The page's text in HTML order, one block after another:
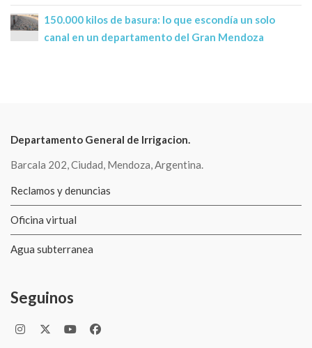
150.000 kilos de basura: lo que escondía un solo
canal en un departamento del Gran Mendoza
Departamento General de Irrigacion.
Barcala 202, Ciudad, Mendoza, Argentina.
Reclamos y denuncias
Oficina virtual
Agua subterranea
Seguinos